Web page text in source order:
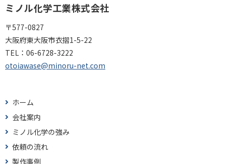
ミノル化学工業株式会社
〒577-0827
大阪府東大阪市衣摺1-5-22
TEL： 06-6728-3222
otoiawase@minoru-net.com
ホーム
会社案内
ミノル化学の強み
依頼の流れ
製作事例